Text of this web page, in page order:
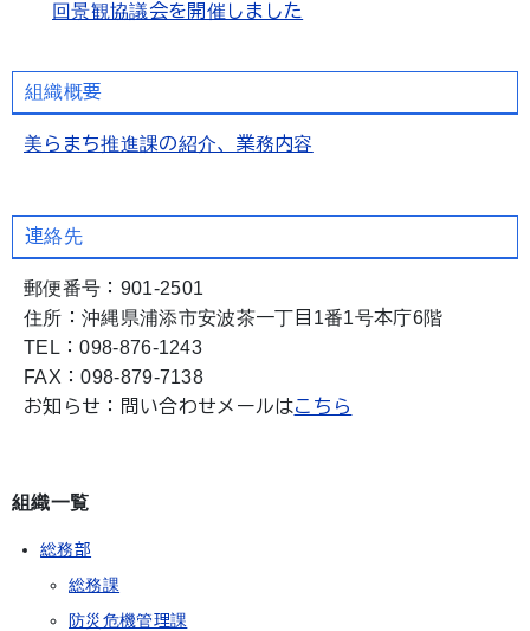
回景観協議会を開催しました
組織概要
美らまち推進課の紹介、業務内容
連絡先
郵便番号：901-2501
住所：沖縄県浦添市安波茶一丁目1番1号本庁6階
TEL：098-876-1243
FAX：098-879-7138
お知らせ：問い合わせメールはこちら
組織一覧
総務部
総務課
防災危機管理課